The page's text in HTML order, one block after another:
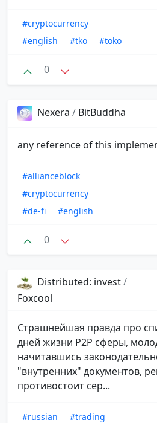
#cryptocurrency
#english
#tko #toko
0
Nexera / BitBuddha
any reference of this
#allianceblock
#cryptocurrency
#de-fi
#english
0
Distributed: invest/
Foxcool
Страшнейшая правда про
дней жизни P2P сферы,
начитавшись
"внутренних" документов,
противостоит сер...
#russian #trading